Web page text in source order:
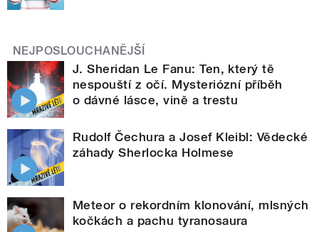
NEJPOSLOUCHANĚJŠÍ
J. Sheridan Le Fanu: Ten, který tě
nespouští z očí. Mysteriózní příběh
o dávné lásce, vině a trestu
Rudolf Čechura a Josef Kleibl: Vědecké
záhady Sherlocka Holmese
Meteor o rekordním klonování, mlsných
kočkách a pachu tyranosaura